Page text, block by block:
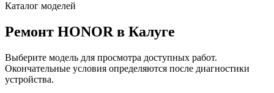
Каталог моделей
Ремонт HONOR в Калуге
Выберите модель для просмотра доступных работ.
Окончательные условия определяются после диагностики
устройства.